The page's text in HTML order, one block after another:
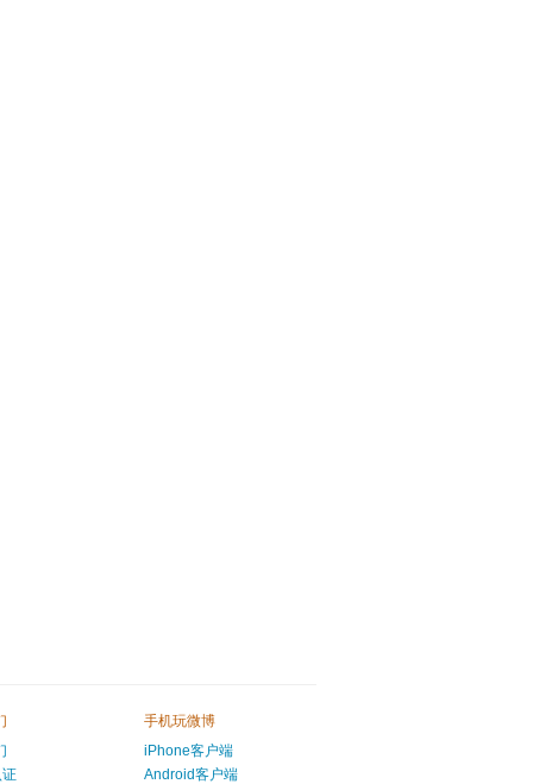
手机玩微博
iPhone客户端
Android客户端